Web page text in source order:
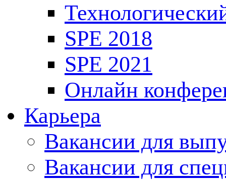
SPE 2018
SPE 2021
Онлайн
Карьера
Вакансии для
Вакансии для